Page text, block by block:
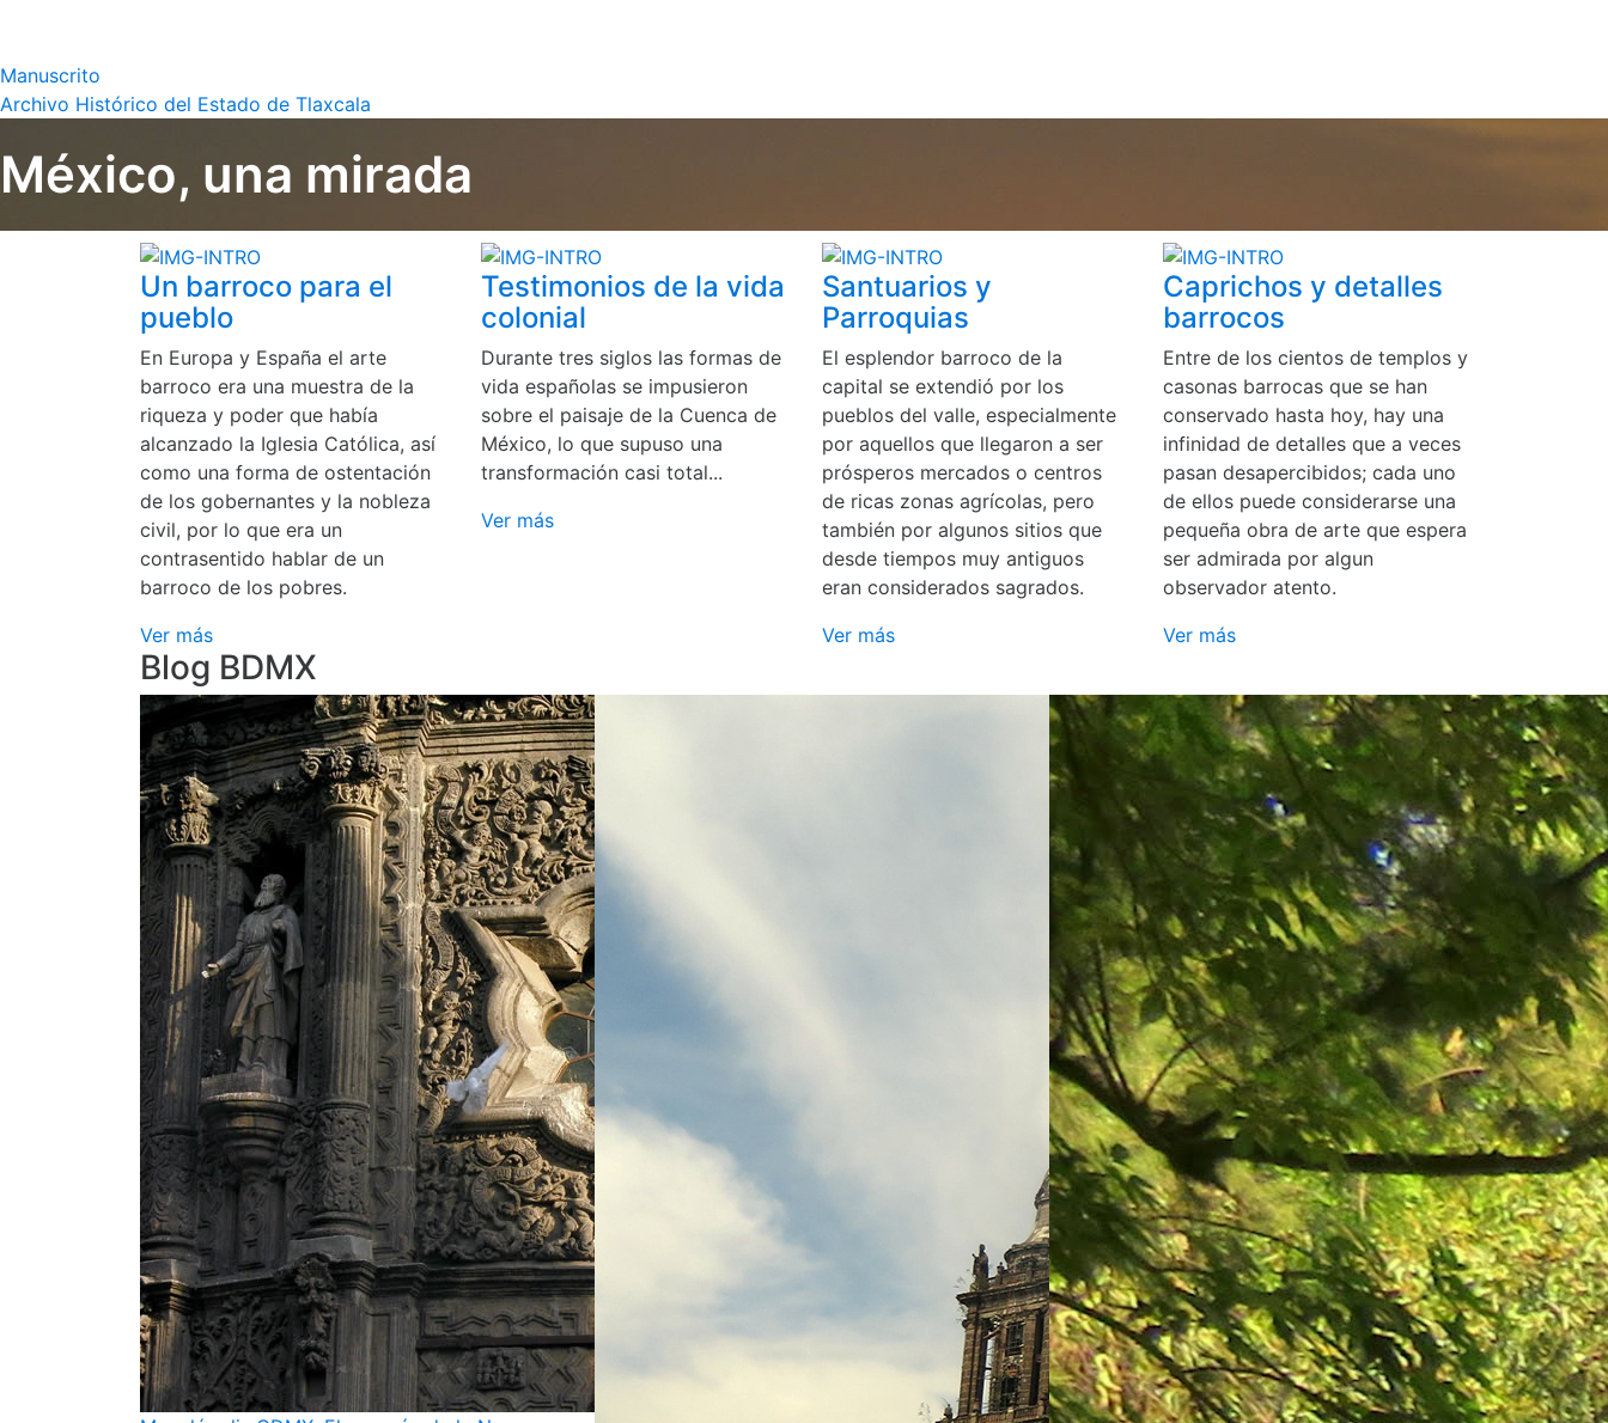
Manuscrito
Archivo Histórico del Estado de Tlaxcala
México, una mirada
Un barroco para el
pueblo
En Europa y España el arte
barroco era una muestra de la
riqueza y poder que había
alcanzado la Iglesia Católica, así
como una forma de ostentación
de los gobernantes y la nobleza
civil, por lo que era un
contrasentido hablar de un
barroco de los pobres.
Ver más
Testimonios de la vida
colonial
Durante tres siglos las formas de
vida españolas se impusieron
sobre el paisaje de la Cuenca de
México, lo que supuso una
transformación casi total...
Ver más
Santuarios y
Parroquias
El esplendor barroco de la
capital se extendió por los
pueblos del valle, especialmente
por aquellos que llegaron a ser
prósperos mercados o centros
de ricas zonas agrícolas, pero
también por algunos sitios que
desde tiempos muy antiguos
eran considerados sagrados.
Ver más
Caprichos y detalles
barrocos
Entre de los cientos de templos y
casonas barrocas que se han
conservado hasta hoy, hay una
infinidad de detalles que a veces
pasan desapercibidos; cada uno
de ellos puede considerarse una
pequeña obra de arte que espera
ser admirada por algun
observador atento.
Ver más
Blog BDMX